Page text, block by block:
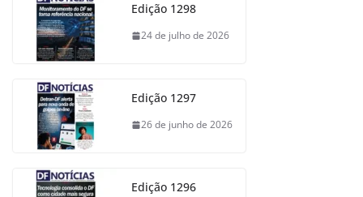
Edição 1298
24 de julho de 2026
Edição 1297
26 de junho de 2026
Edição 1296